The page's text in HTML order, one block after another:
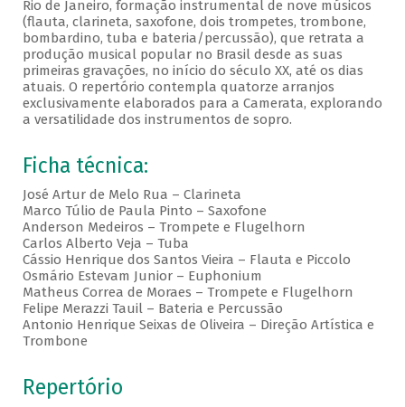
Rio de Janeiro, formação instrumental de nove músicos
(flauta, clarineta, saxofone, dois trompetes, trombone,
bombardino, tuba e bateria/percussão), que retrata a
produção musical popular no Brasil desde as suas
primeiras gravações, no início do século XX, até os dias
atuais. O repertório contempla quatorze arranjos
exclusivamente elaborados para a Camerata, explorando
a versatilidade dos instrumentos de sopro.
Ficha técnica:
José Artur de Melo Rua – Clarineta
Marco Túlio de Paula Pinto – Saxofone
Anderson Medeiros – Trompete e Flugelhorn
Carlos Alberto Veja – Tuba
Cássio Henrique dos Santos Vieira – Flauta e Piccolo
Osmário Estevam Junior – Euphonium
Matheus Correa de Moraes – Trompete e Flugelhorn
Felipe Merazzi Tauil – Bateria e Percussão
Antonio Henrique Seixas de Oliveira – Direção Artística e
Trombone
Repertório